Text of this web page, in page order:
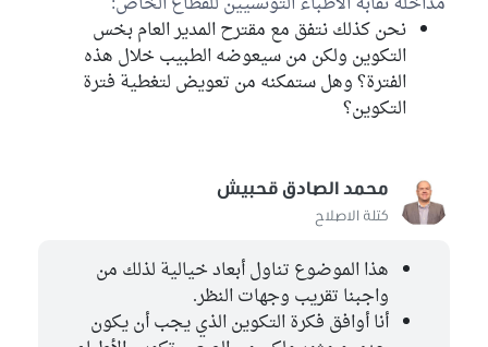
نحن كذلك نتفق مع مقترح المدير العام بخس
التكوين ولكن من سيعوضه الطبيب خلال هذه
الفترة؟ وهل ستمكنه من تعويض لتغطية فترة
التكوين؟
محمد الصادق قحبيش
كتلة الاصلاح
هذا الموضوع تناول أبعاد خيالية لذلك من
واجبنا تقريب وجهات النظر.
أنا أوافق فكرة التكوين الذي يجب أن يكون